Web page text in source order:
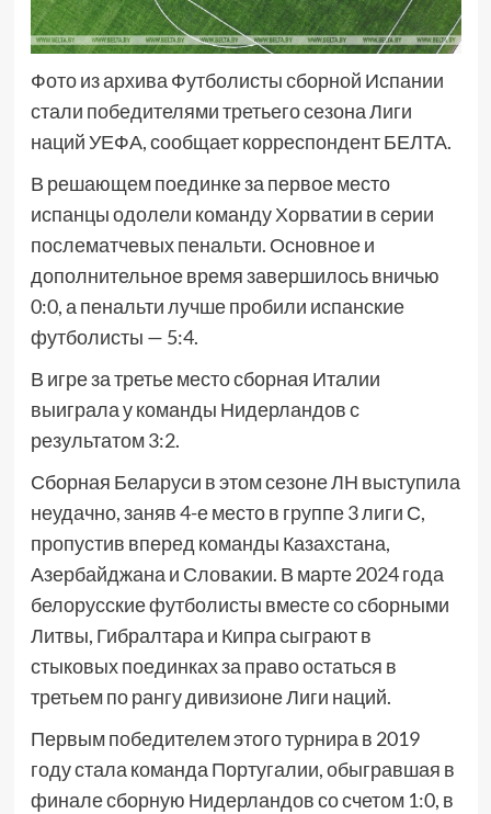
Фото из архива Футболисты сборной Испании
стали победителями третьего сезона Лиги
наций УЕФА, сообщает корреспондент БЕЛТА.
В решающем поединке за первое место
испанцы одолели команду Хорватии в серии
послематчевых пенальти. Основное и
дополнительное время завершилось вничью
0:0, а пенальти лучше пробили испанские
футболисты — 5:4.
В игре за третье место сборная Италии
выиграла у команды Нидерландов с
результатом 3:2.
Сборная Беларуси в этом сезоне ЛН выступила
неудачно, заняв 4-е место в группе 3 лиги С,
пропустив вперед команды Казахстана,
Азербайджана и Словакии. В марте 2024 года
белорусские футболисты вместе со сборными
Литвы, Гибралтара и Кипра сыграют в
стыковых поединках за право остаться в
третьем по рангу дивизионе Лиги наций.
Первым победителем этого турнира в 2019
году стала команда Португалии, обыгравшая в
финале сборную Нидерландов со счетом 1:0, в